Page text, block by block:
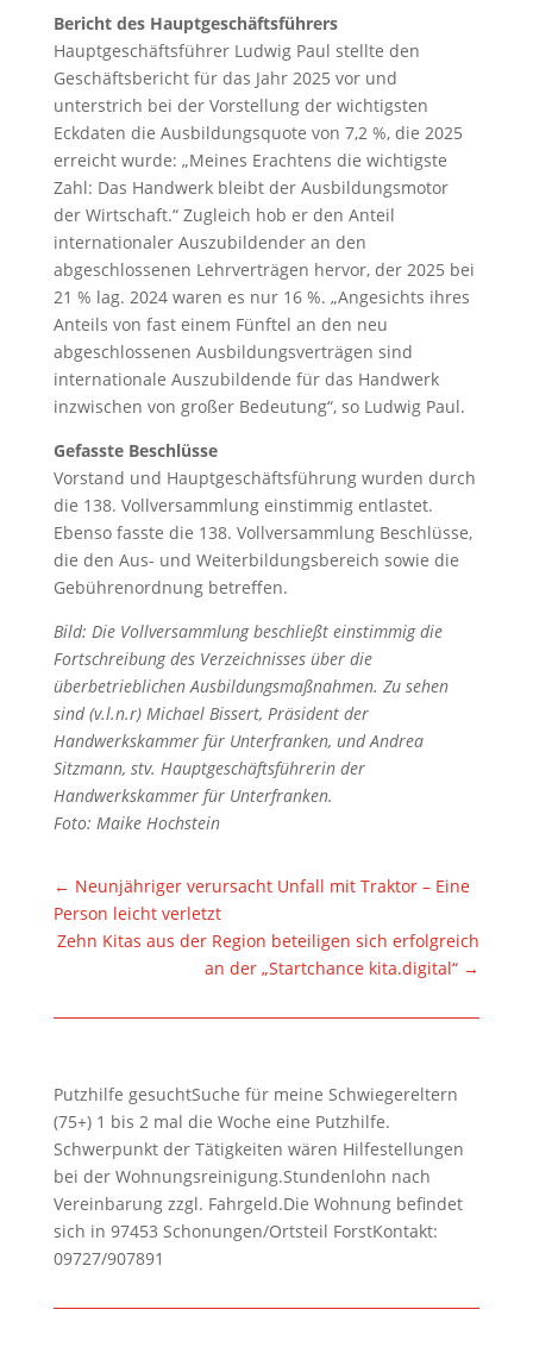
Bericht des Hauptgeschäftsführers
Hauptgeschäftsführer Ludwig Paul stellte den
Geschäftsbericht für das Jahr 2025 vor und
unterstrich bei der Vorstellung der wichtigsten
Eckdaten die Ausbildungsquote von 7,2 %, die 2025
erreicht wurde: „Meines Erachtens die wichtigste
Zahl: Das Handwerk bleibt der Ausbildungsmotor
der Wirtschaft.“ Zugleich hob er den Anteil
internationaler Auszubildender an den
abgeschlossenen Lehrverträgen hervor, der 2025 bei
21 % lag. 2024 waren es nur 16 %. „Angesichts ihres
Anteils von fast einem Fünftel an den neu
abgeschlossenen Ausbildungsverträgen sind
internationale Auszubildende für das Handwerk
inzwischen von großer Bedeutung“, so Ludwig Paul.
Gefasste Beschlüsse
Vorstand und Hauptgeschäftsführung wurden durch
die 138. Vollversammlung einstimmig entlastet.
Ebenso fasste die 138. Vollversammlung Beschlüsse,
die den Aus- und Weiterbildungsbereich sowie die
Gebührenordnung betreffen.
Bild: Die Vollversammlung beschließt einstimmig die
Fortschreibung des Verzeichnisses über die
überbetrieblichen Ausbildungsmaßnahmen. Zu sehen
sind (v.l.n.r) Michael Bissert, Präsident der
Handwerkskammer für Unterfranken, und Andrea
Sitzmann, stv. Hauptgeschäftsführerin der
Handwerkskammer für Unterfranken.
Foto: Maike Hochstein
← Neunjähriger verursacht Unfall mit Traktor – Eine
Person leicht verletzt
Zehn Kitas aus der Region beteiligen sich erfolgreich
an der „Startchance kita.digital“ →
Putzhilfe gesuchtSuche für meine Schwiegereltern
(75+) 1 bis 2 mal die Woche eine Putzhilfe.
Schwerpunkt der Tätigkeiten wären Hilfestellungen
bei der Wohnungsreinigung.Stundenlohn nach
Vereinbarung zzgl. Fahrgeld.Die Wohnung befindet
sich in 97453 Schonungen/Ortsteil ForstKontakt:
09727/907891